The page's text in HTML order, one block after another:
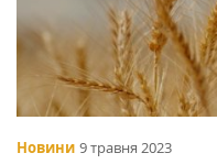
Новини 9 травня 2023